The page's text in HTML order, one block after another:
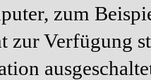
zum
zur Verfügung